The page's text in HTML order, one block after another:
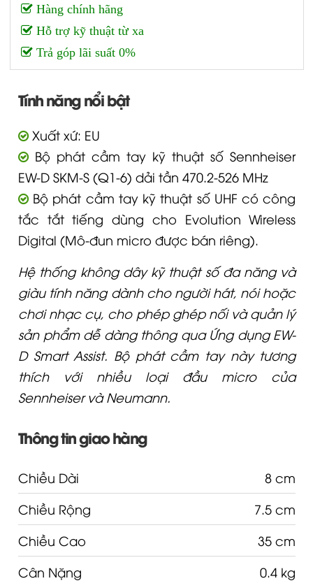
Hàng chính hãng
Hỗ trợ kỹ thuật từ xa
Trả góp lãi suất 0%
Tính năng nổi bật
Xuất xứ: EU
Bộ phát cầm tay kỹ thuật số Sennheiser
EW-D SKM-S (Q1-6) dải tần 470.2-526 MHz
Bộ phát cầm tay kỹ thuật số UHF có công
tắc tắt tiếng dùng cho Evolution Wireless
Digital (Mô-đun micro được bán riêng).
Hệ thống không dây kỹ thuật số đa năng và
giàu tính năng dành cho người hát, nói hoặc
chơi nhạc cụ, cho phép ghép nối và quản lý
sản phẩm dễ dàng thông qua Ứng dụng EW-
D Smart Assist. Bộ phát cầm tay này tương
thích với nhiều loại đầu micro của
Sennheiser và Neumann.
Thông tin giao hàng
Chiều Dài
8 cm
Chiều Rộng
7.5 cm
Chiều Cao
35 cm
Cân Nặng
0.4 kg